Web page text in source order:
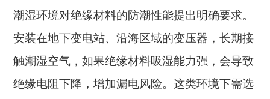
潮湿环境对绝缘材料的防潮性能提出明确要求。
安装在地下变电站、沿海区域的变压器，长期接
触潮湿空气，如果绝缘材料吸湿能力强，会导致
绝缘电阻下降，增加漏电风险。这类环境下需选